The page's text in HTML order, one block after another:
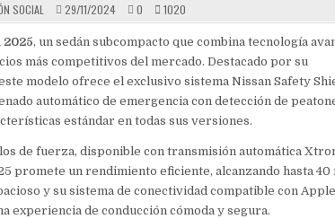
SOCIAL 29/11/2024 0 1020
2025, un sedán subcompacto que combina tecnología
más competitivos del mercado. Destacado por su
modelo ofrece el exclusivo sistema Nissan Safety
automático de emergencia con detección de
estándar en todas sus versiones.
de fuerza, disponible con transmisión automática
promete un rendimiento eficiente, alcanzando hasta 40
y su sistema de conectividad compatible con Apple
experiencia de conducción cómoda y segura.